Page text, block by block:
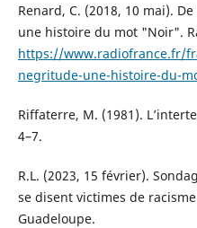
Renard, C. (2018, 10 mai).
une histoire du mot "Noir".
https://www.radiofrance.fr/
negritude-une-histoire-du-
Riffaterre, M. (1981).
4–7.
R.L. (2023, 15 février).
se disent victimes de
Guadeloupe.